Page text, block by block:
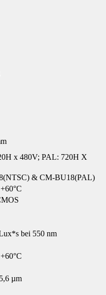
x 480V; PAL: 720H X
& CM-BU18(PAL)
bei 550 nm
µm